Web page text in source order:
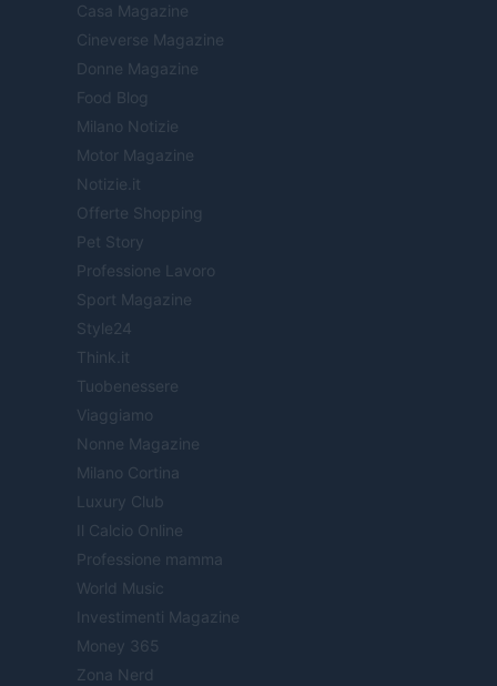
Casa Magazine
Cineverse Magazine
Donne Magazine
Food Blog
Milano Notizie
Motor Magazine
Notizie.it
Offerte Shopping
Pet Story
Professione Lavoro
Sport Magazine
Style24
Think.it
Tuobenessere
Viaggiamo
Nonne Magazine
Milano Cortina
Luxury Club
Il Calcio Online
Professione mamma
World Music
Investimenti Magazine
Money 365
Zona Nerd